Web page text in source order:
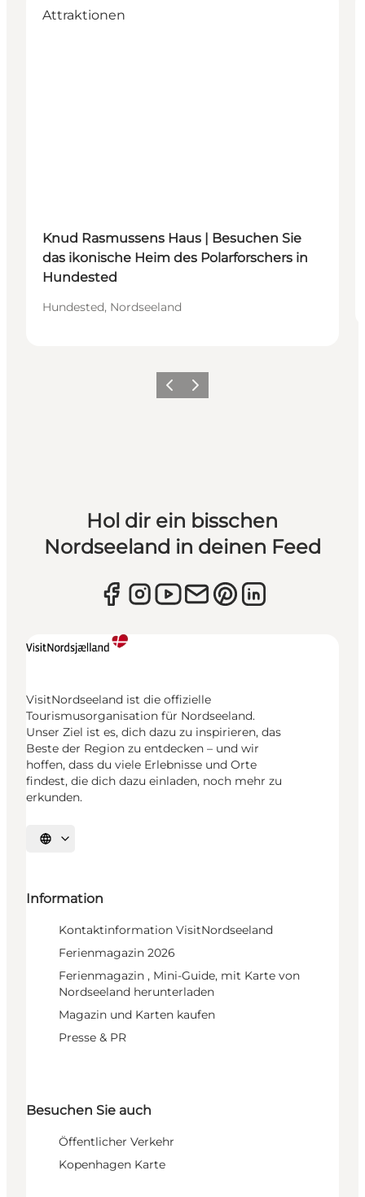
Attraktionen
Knud Rasmussens Haus | Besuchen Sie
das ikonische Heim des Polarforschers in
Hundested
Hundested, Nordseeland
ZurückWeiter
Hol dir ein bisschen
Nordseeland in deinen Feed
VisitNordseeland ist die offizielle
Tourismusorganisation für Nordseeland.
Unser Ziel ist es, dich dazu zu inspirieren, das
Beste der Region zu entdecken – und wir
hoffen, dass du viele Erlebnisse und Orte
findest, die dich dazu einladen, noch mehr zu
erkunden.
Sprache auswählen
Information
Kontaktinformation VisitNordseeland
Ferienmagazin 2026
Ferienmagazin , Mini-Guide, mit Karte von
Nordseeland herunterladen
Magazin und Karten kaufen
Presse & PR
Besuchen Sie auch
Öffentlicher Verkehr
Kopenhagen Karte